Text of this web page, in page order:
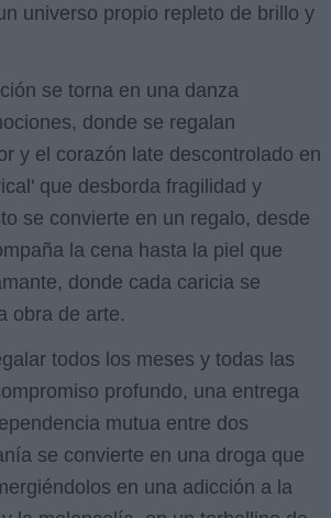
universo propio repleto de brillo y
se torna en una danza
donde se regalan
y el corazón late descontrolado en
que desborda fragilidad y
se convierte en un regalo, desde
la cena hasta la piel que
donde cada caricia se
obra de arte.
todos los meses y todas las
profundo, una entrega
mutua entre dos
se convierte en una droga que
en una adicción a la